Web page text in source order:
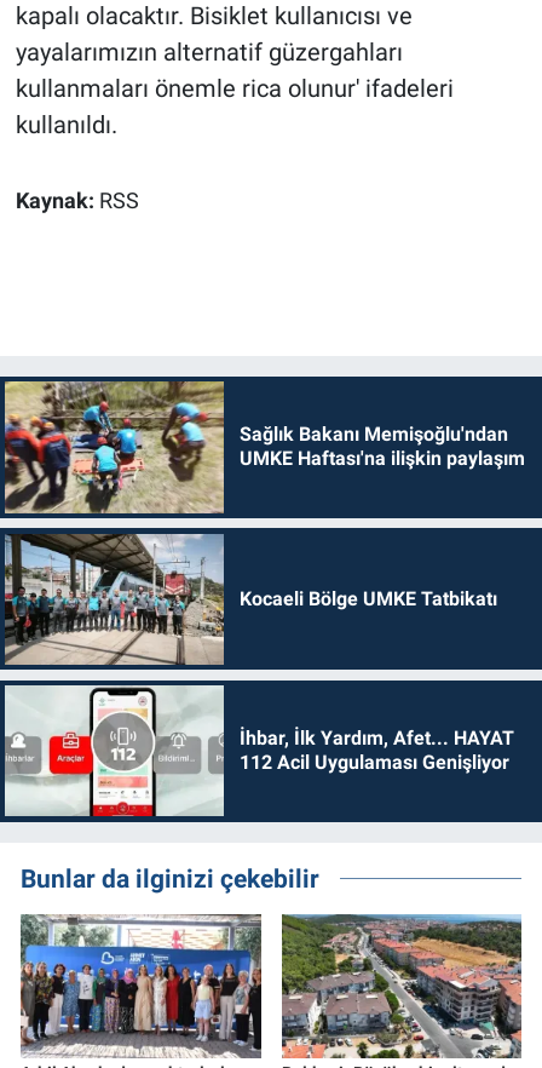
kapalı olacaktır. Bisiklet kullanıcısı ve
yayalarımızın alternatif güzergahları
kullanmaları önemle rica olunur' ifadeleri
kullanıldı.
Kaynak: RSS
Sağlık Bakanı Memişoğlu'ndan
UMKE Haftası'na ilişkin paylaşım
Kocaeli Bölge UMKE Tatbikatı
İhbar, İlk Yardım, Afet... HAYAT
112 Acil Uygulaması Genişliyor
Bunlar da ilginizi çekebilir